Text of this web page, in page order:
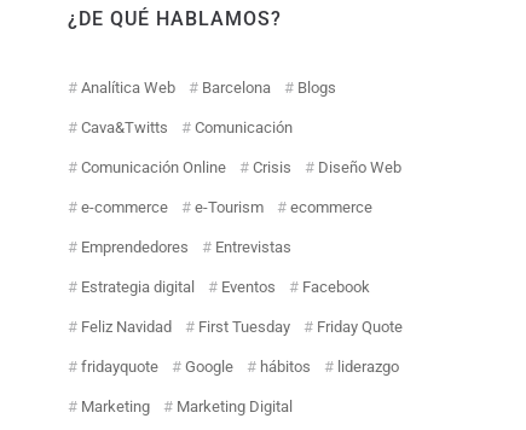
¿DE QUÉ HABLAMOS?
Analítica Web Barcelona Blogs
Cava&Twitts Comunicación
Comunicación Online Crisis Diseño Web
e-commerce e-Tourism ecommerce
Emprendedores Entrevistas
Estrategia digital Eventos Facebook
Feliz Navidad First Tuesday Friday Quote
fridayquote Google hábitos liderazgo
Marketing Marketing Digital